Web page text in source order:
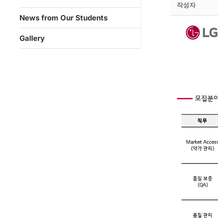
작성자
News from Our Students
Gallery